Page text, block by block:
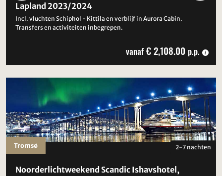
vanaf € 2,108.00 p.p.
Lapland 2023/2024
Incl. vluchten Schiphol - Kittila en verblijf in Aurora Cabin.
Transfers en activiteiten inbegrepen.
Noorderlichtweekend Scandic Ishavshotel,
2-7 nachten
Tromsø